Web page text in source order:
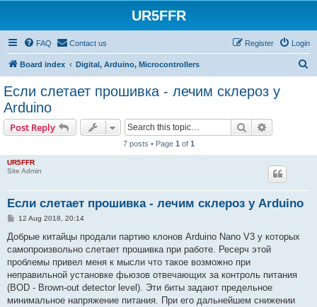
UR5FFR
FAQ Contact us Login
Register
Board index Digital, Arduino, Microcontrollers
Если слетает прошивка - лечим склероз у
Arduino
Post Reply Search
7 posts • Page 1 of 1
UR5FFR
Site Admin
Если слетает прошивка - лечим склероз у Arduino
P
s
12 Aug 2018, 20:14
Добрые китайцы продали партию клонов Arduino Nano V3 у которых
самопроизвольно слетает прошивка при работе. Ресерч этой
проблемы привел меня к мысли что такое возможно при
неправильной установке фьюзов отвечающих за контроль питания
(BOD - Brown-out detector level). Эти биты задают предельное
минимальное напряжение питания. При его дальнейшем снижении